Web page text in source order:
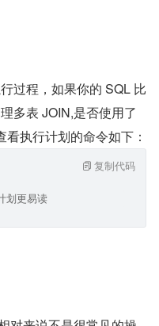
过程，如果你的 SQL 比
多表 JOIN,是否使用了
执行计划的命令如下：
划更易读
复制代码